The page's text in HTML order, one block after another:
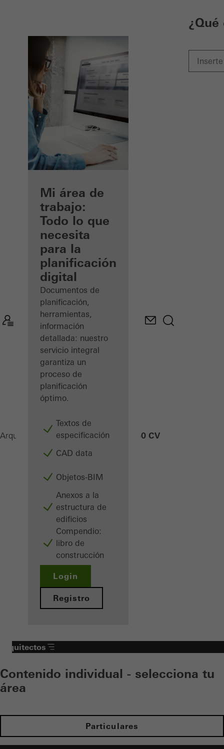
Beneficios
como
arquitecto
registrado
Descubre
mi área
de
trabajo
Mi área de
trabajo:
Todo lo que
necesita
para la
planificación
digital
Documentos de
planificación,
herramientas,
información
detallada: nuestro
servicio integral
garantiza un
proceso de
planificación
óptimo.
Textos de
especificación
CAD data
Objetos-BIM
Anexos a la
estructura de
edificios
Compendio:
libro de
construcción
Login
Registro
Arquitectos ProductosFachadas FWS 60 CV
Arquitectos
Contenido individual - selecciona tu
área
Particulares